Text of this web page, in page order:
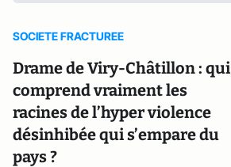
SOCIETE FRACTUREE
Drame de Viry-Châtillon : qui
comprend vraiment les
racines de l’hyper violence
désinhibée qui s’empare du
pays ?